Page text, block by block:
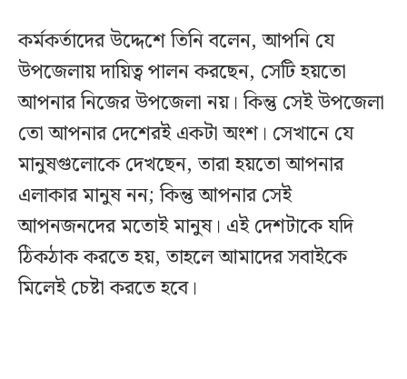
কর্মকর্তাদের উদ্দেশে তিনি বলেন, আপনি যে
উপজেলায় দায়িত্ব পালন করছেন, সেটি হয়তো
আপনার নিজের উপজেলা নয়। কিন্তু সেই উপজেলা
তো আপনার দেশেরই একটা অংশ। সেখানে যে
মানুষগুলোকে দেখছেন, তারা হয়তো আপনার
এলাকার মানুষ নন; কিন্তু আপনার সেই
আপনজনদের মতোই মানুষ। এই দেশটাকে যদি
ঠিকঠাক করতে হয়, তাহলে আমাদের সবাইকে
মিলেই চেষ্টা করতে হবে।